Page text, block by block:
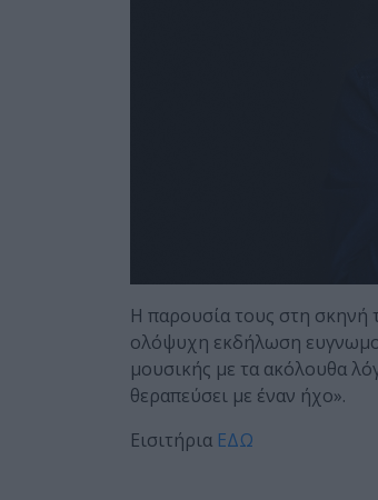
Η παρουσία τους στη σκηνή
ολόψυχη εκδήλωση
μουσικής με τα ακόλουθα
θεραπεύσει με έναν ήχο».
Εισιτήρια ΕΔΩ